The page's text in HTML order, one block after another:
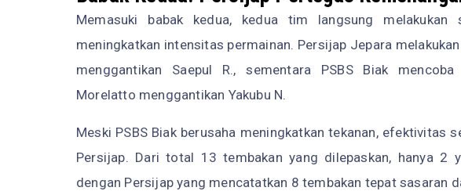
Memasuki babak kedua, kedua tim langsung melakukan
meningkatkan intensitas permainan. Persijap Jepara
menggantikan Saepul R., sementara PSBS Biak
Morelatto menggantikan Yakubu N.
Meski PSBS Biak berusaha meningkatkan tekanan, efektivitas
Persijap. Dari total 13 tembakan yang dilepaskan, hanya 2
dengan Persijap yang mencatatkan 8 tembakan tepat sasaran